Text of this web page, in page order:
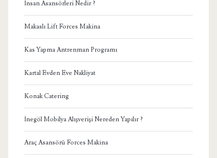
İnsan Asansörleri Nedir ?
Makaslı Lift Forces Makina
Kas Yapma Antrenman Programı
Kartal Evden Eve Nakliyat
Konak Catering
İnegöl Mobilya Alışverişi Nereden Yapılır ?
Araç Asansörü Forces Makina